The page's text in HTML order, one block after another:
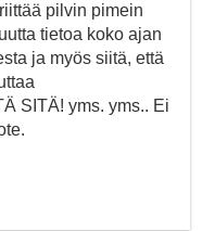
pilvin pimein
tietoa koko ajan
ja myös siitä, että
SITÄ! yms. yms.. Ei